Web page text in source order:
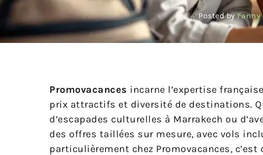
Posted by Fanny
Promovacances incarne l’expertise
prix attractifs et diversité de destinations.
d’escapades culturelles à Marrakech ou
des offres taillées sur mesure, avec vols
particulièrement chez Promovacances,